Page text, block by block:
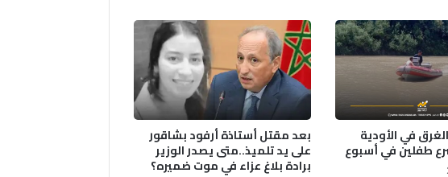
ص
ة
ا
ل
ر
ق
م
ي
ة
في الأودية
طفلين في أسبوع
بعد مقتل أستاذة أرفود بشاقور
على يد تلميذ..متى يصدر الوزير
برادة بلاغ عزاء في موت ضميره؟